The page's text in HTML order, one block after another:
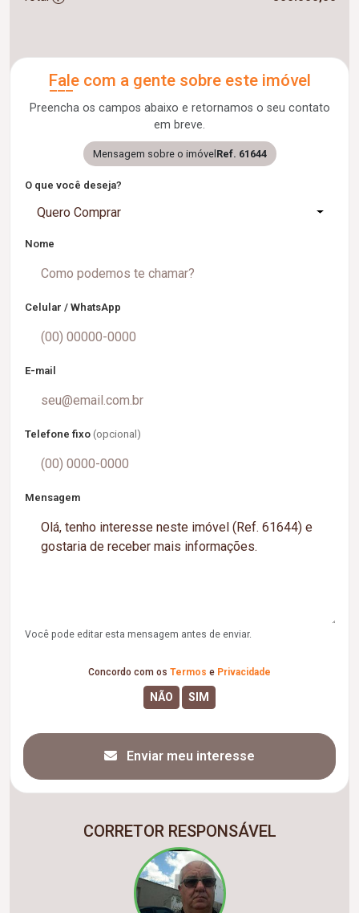
Fale com a gente sobre este imóvel
Preencha os campos abaixo e retornamos o seu contato
em breve.
Mensagem sobre o imóvelRef. 61644
O que você deseja?
Quero Comprar
Nome
Celular / WhatsApp
E-mail
Telefone fixo (opcional)
Mensagem
Você pode editar esta mensagem antes de enviar.
Concordo com os Termos e Privacidade
Enviar meu interesse
CORRETOR RESPONSÁVEL